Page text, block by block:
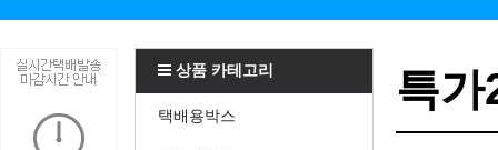
상품 카테고리
택배용박스
특